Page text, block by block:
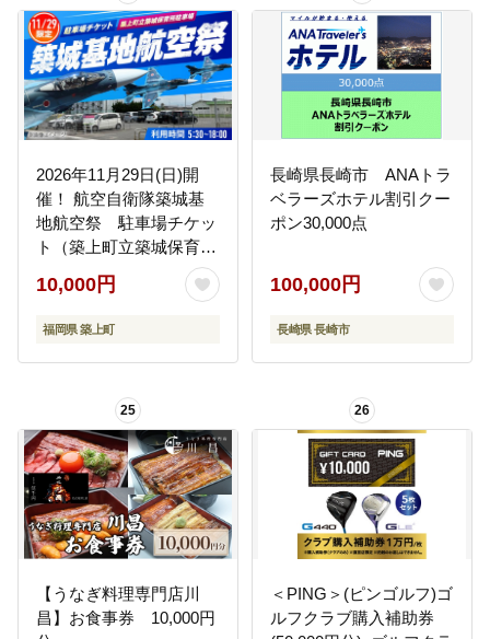
2026年11月29日(日)開
催！ 航空自衛隊築城基
地航空祭 駐車場チケッ
ト（築上町立築城保育所
駐車場） 《築上町》
【築上町役場】
[ABZZ006]
10,000円
福岡県 築上町
長崎県長崎市 ANAトラ
ベラーズホテル割引クー
ポン30,000点
100,000円
長崎県 長崎市
25
【うなぎ料理専門店川
昌】お食事券 10,000円
26
＜PING＞(ピンゴルフ)ゴ
ルフクラブ購入補助券